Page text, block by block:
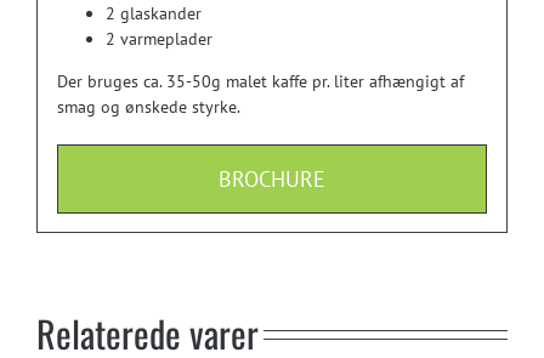
2 glaskander
2 varmeplader
Der bruges ca. 35-50g malet kaffe pr. liter afhængigt af
smag og ønskede styrke.
BROCHURE
Relaterede varer